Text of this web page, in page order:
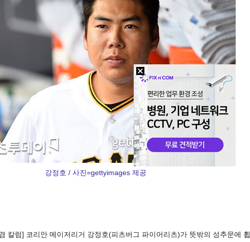
스포츠 라이프 포토
만화
강정호 / 사진=gettyimages 제공
칼럼] 코리안 메이저리거 강정호(피츠버그 파이어리츠)가 뜻밖의 성추문에 휩